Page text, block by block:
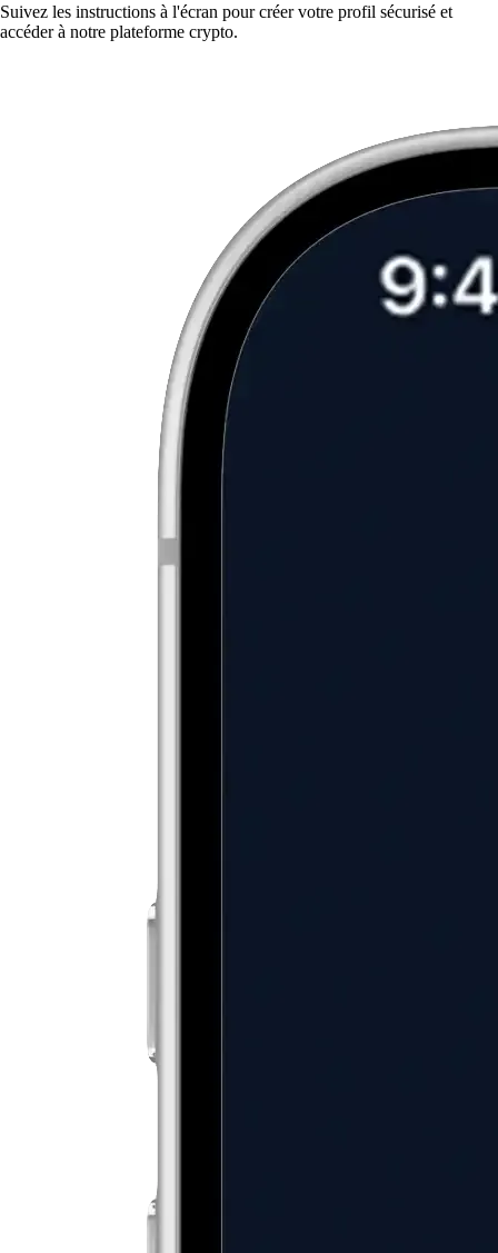
Suivez les instructions à l'écran pour créer votre profil sécurisé et
accéder à notre plateforme crypto.